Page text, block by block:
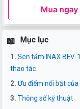
Mua ngay
Mục lục
Sen tắm INAX
thao tác
Ưu điểm nổi bật
Thông số kỹ thuật